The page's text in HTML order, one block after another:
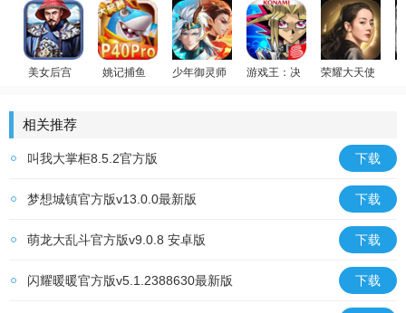
美女后宫
姚记捕鱼
少年御灵师
游戏王：决斗链接荣耀大天使
相关推荐
叫我大掌柜8.5.2官方版 下载
梦想城镇官方版v13.0.0最新版 下载
萌龙大乱斗官方版v9.0.8 安卓版 下载
闪耀暖暖官方版v5.1.2388630最新版 下载